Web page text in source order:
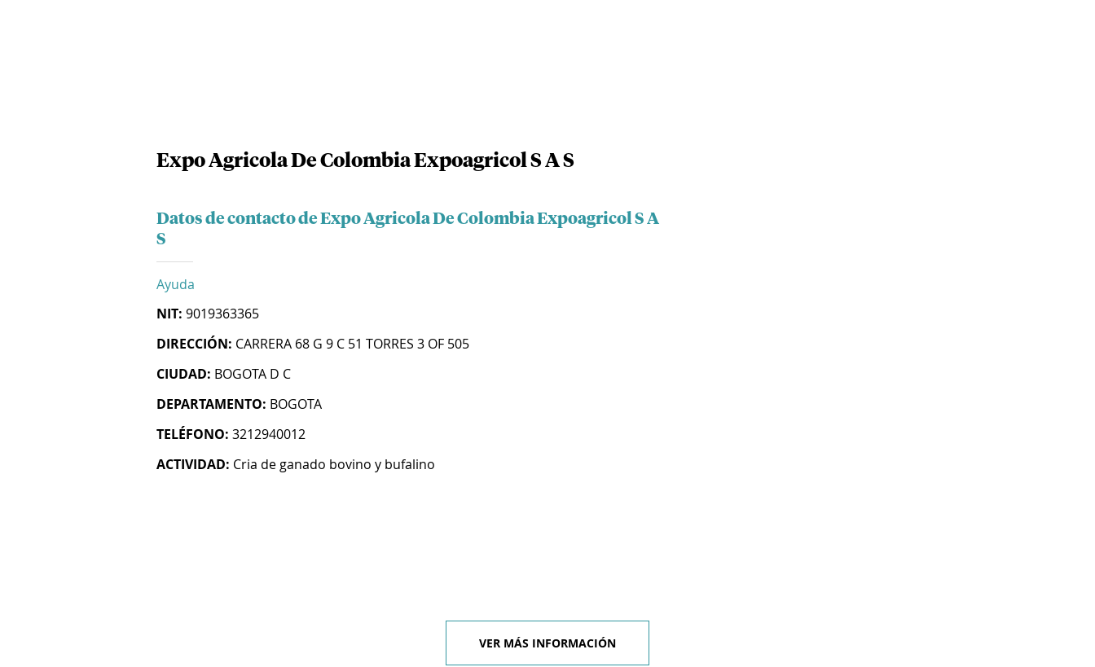
Expo Agricola De Colombia Expoagricol S A S
Datos de contacto de Expo Agricola De Colombia Expoagricol S A
S
Ayuda
NIT: 9019363365
DIRECCIÓN: CARRERA 68 G 9 C 51 TORRES 3 OF 505
CIUDAD: BOGOTA D C
DEPARTAMENTO: BOGOTA
TELÉFONO: 3212940012
ACTIVIDAD: Cria de ganado bovino y bufalino
VER MÁS INFORMACIÓN